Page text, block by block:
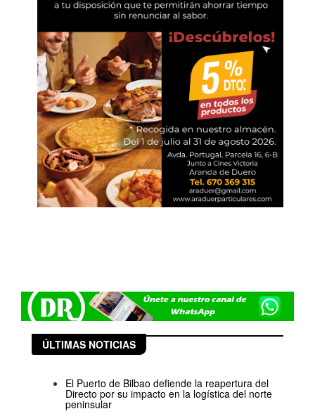
ÚLTIMAS NOTICIAS
El Puerto de Bilbao defiende la reapertura del
Directo por su impacto en la logística del norte
peninsular